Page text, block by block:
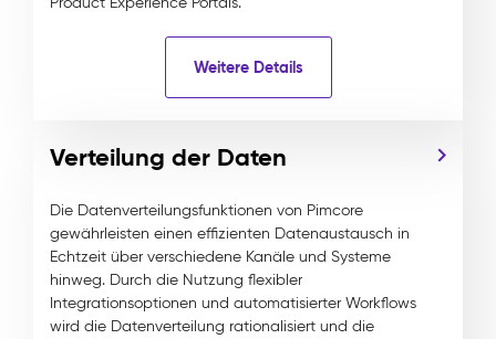
Weitere Details
Verteilung der Daten
Die Datenverteilungsfunktionen von Pimcore
gewährleisten einen effizienten Datenaustausch in
Echtzeit über verschiedene Kanäle und Systeme
hinweg. Durch die Nutzung flexibler
Integrationsoptionen und automatisierter Workflows
wird die Datenverteilung rationalisiert und die